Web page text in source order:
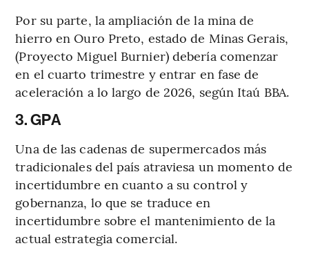
Por su parte, la ampliación de la mina de
hierro en Ouro Preto, estado de Minas Gerais,
(Proyecto Miguel Burnier) debería comenzar
en el cuarto trimestre y entrar en fase de
aceleración a lo largo de 2026, según Itaú BBA.
3. GPA
Una de las cadenas de supermercados más
tradicionales del país atraviesa un momento de
incertidumbre en cuanto a su control y
gobernanza, lo que se traduce en
incertidumbre sobre el mantenimiento de la
actual estrategia comercial.